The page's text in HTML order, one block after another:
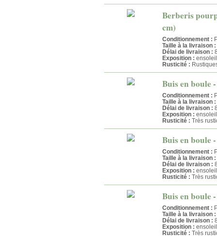
Berberis
cm)
Conditionnement :
Taille à la livraison :
Délai de livraison :
Exposition :
Rusticité :
Buis en boule
Conditionnement :
Taille à la livraison :
Délai de livraison :
Exposition :
Rusticité : Très
Buis en boule
Conditionnement :
Taille à la livraison :
Délai de livraison :
Exposition :
Rusticité : Très
Buis en boule
Conditionnement :
Taille à la livraison :
Délai de livraison :
Exposition :
Rusticité : Très